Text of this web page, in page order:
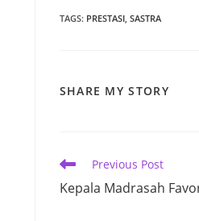
TAGS: PRESTASI, SASTRA
SHARE MY STORY
Read
articles
Previous Post
Kepala Madrasah